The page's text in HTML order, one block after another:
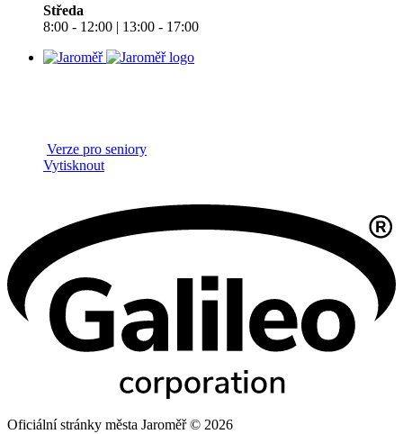
Středa
8:00 - 12:00 | 13:00 - 17:00
Verze pro seniory
Vytisknout
Oficiální stránky města Jaroměř © 2026